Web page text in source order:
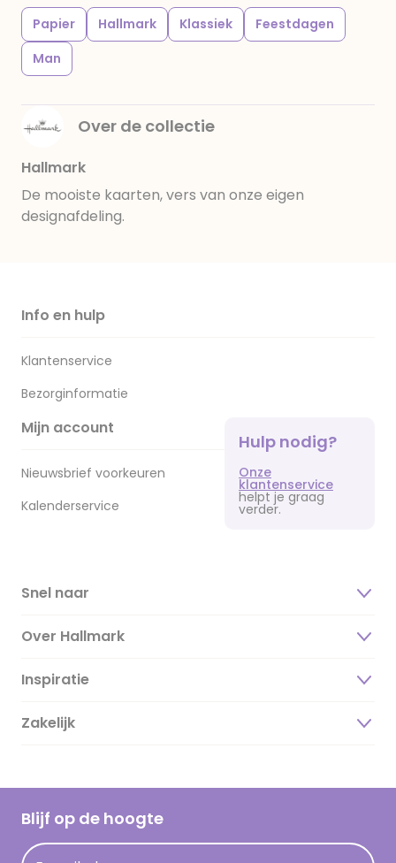
Papier Hallmark Klassiek
Feestdagen
Man
Over de collectie
Hallmark
De mooiste kaarten, vers van onze eigen
designafdeling.
Info en hulp
Klantenservice
Bezorginformatie
Mijn account
Nieuwsbrief voorkeuren
Kalenderservice
Hulp nodig?
Onze
klantenservice
helpt je graag
verder.
Snel naar
Over Hallmark
Over ons
Duurzaamheid
Hallmark Kaartclub
Acties
Inspiratie
Magazine
Cadeau inspiratie
Kaartinspiratie
Zakelijk
Blijf op de hoogte